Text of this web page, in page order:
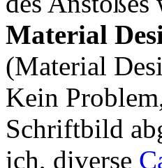
Material
(Material
Kein
Schriftbild
ich, diverse